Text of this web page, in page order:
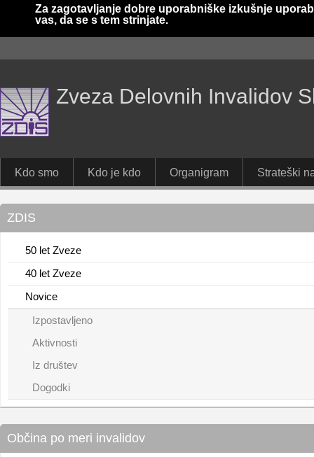
Za zagotavljanje dobre uporabniške izkušnje
vas, da se s tem strinjate.
Zveza Delovnih Invalidov
Kdo smo Kdo je kdo Organigram Strateški
ZDIS
50 let Zveze
40 let Zveze
Novice
Izpostavljeno
Aktivnosti
Iz društev
Dogodki
Občina po meri invalidov